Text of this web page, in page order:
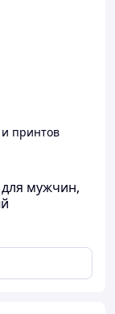
и принтов
мужчин,
гарантируют
а